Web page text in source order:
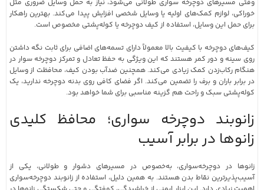
وقتی مسیرهای دوچرخه سواری طولانی می‌شود، نیاز به حمل وسایل ضروری مثل
خوراکی، لوازم کمک‌های اولیه یا وسایل شخصی افزایش پیدا می‌کند. بهترین راهکار
برای حمل این وسایل، استفاده از کیف دوچرخه یا کوله‌پشتی مخصوص است.
کیف‌های دوچرخه با کیفیت بالا معمولاً دارای تسمه‌های اضافی برای ثابت نگه داشتن
روی سینه و دور کمر هستند که این ویژگی به حفظ تعادل و تمرکز دوچرخه‌ سوار در
هنگام رکاب‌زدن کمک زیادی می‌کند. همچنین ضدآب بودن کیف، محافظت از وسایل
در برابر باران و برف را تضمین می‌کند. اگر فضای کافی روی بدنه دوچرخه ندارید، یک
کوله‌پشتی سبک و راحت هم گزینه مناسبی برای شما خواهد بود.
زانوبند دوچرخه سواری؛ محافظ کلیدی
زانوها در برابر آسیب
زانوها در دوچرخه‌سواری، به‌خصوص در مسیرهای دشوار و طولانی، یکی از
آسیب‌پذیرترین نقاط بدن هستند. به همین دلیل، استفاده از زانوبند دوچرخه‌سواری